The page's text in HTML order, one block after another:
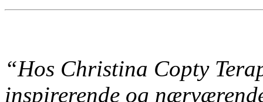
“Hos Christina Copty
inspirerende og